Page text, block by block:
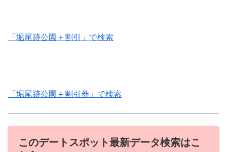
「堀尾跡公園＋割引」で検索
「堀尾跡公園＋割引券」で検索
このデートスポット最新データ検索はこ